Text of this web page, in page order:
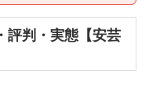
評判・実態【安芸